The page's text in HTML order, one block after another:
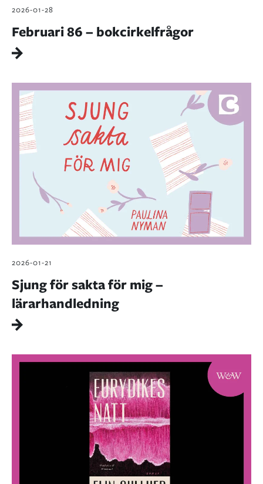
2026-01-28
Februari 86 – bokcirkelfrågor
2026-01-21
Sjung för sakta för mig –
lärarhandledning